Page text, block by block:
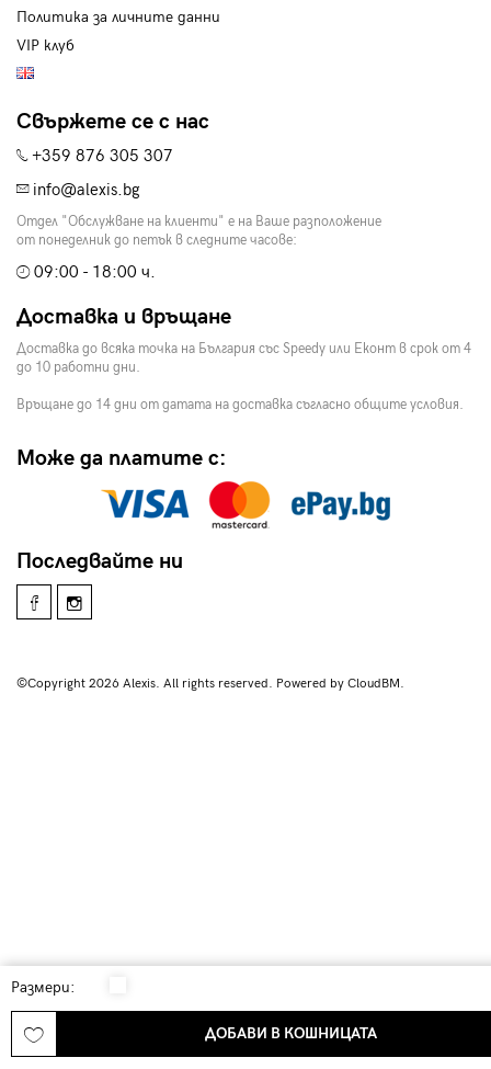
Размери:
ДОБАВИ В КОШНИЦАТА
Политика за личните данни
VIP клуб
Свържете се с нас
+359 876 305 307
info@alexis.bg
Отдел "Обслужване на клиенти" е на Ваше разположение
от понеделник до петък в следните часове:
09:00 - 18:00 ч.
Доставка и връщане
Доставка до всяка точка на България със Speedy или Еконт в срок от 4
до 10 работни дни.
Връщане до 14 дни от датата на доставка съгласно общите условия.
Може да платите с:
Последвайте ни
©Copyright 2026 Alexis. All rights reserved. Powered by CloudBM.